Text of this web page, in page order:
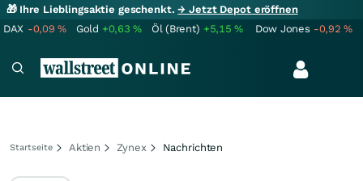
🎁 Ihre Lieblingsaktie geschenkt.→ Jetzt Depot eröffnen
DAX -0,09% Gold +0,63% Öl (Brent) +5,15% Dow Jones -0,92%
Startseite Aktien Zynex Nachrichten